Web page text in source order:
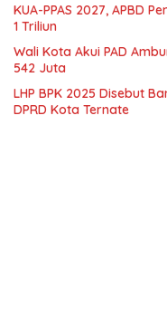
KUA-PPAS 2027, APBD
1 Triliun
Wali Kota Akui PAD
542 Juta
LHP BPK 2025 Disebut
DPRD Kota Ternate